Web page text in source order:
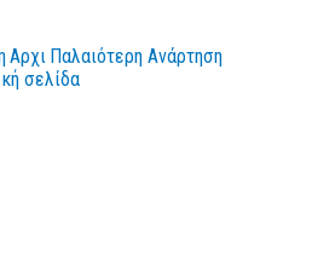
Παλαιότερη Ανάρτηση
Αρχι
κή σελίδα